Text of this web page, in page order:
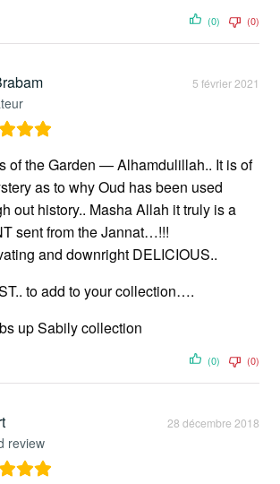
(0) (0)
5 février 2021
of the Garden — Alhamdulillah.. It is of
as to why Oud has been used
out history.. Masha Allah it truly is a
sent from the Jannat…!!!
and downright DELICIOUS..
to add to your collection….
up Sabily collection
(0) (0)
review
28 décembre 2018